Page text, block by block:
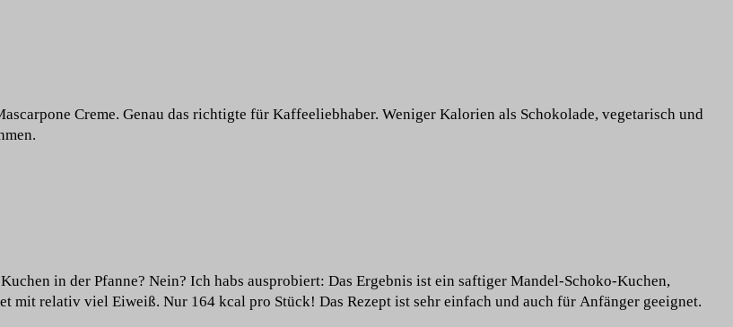
Creme. Genau das richtigte für Kaffeeliebhaber. Weniger Kalorien als Schokolade, vegetarisch und
in der Pfanne? Nein? Ich habs ausprobiert: Das Ergebnis ist ein saftiger Mandel-Schoko-Kuchen,
mit relativ viel Eiweiß. Nur 164 kcal pro Stück! Das Rezept ist sehr einfach und auch für Anfänger geeignet.